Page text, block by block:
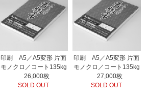
印刷 A5／A5変形 片面
モノクロ／コート135kg
26,000枚
SOLD OUT
印刷 A5／A5変形 片面
モノクロ／コート135kg
27,000枚
SOLD OUT